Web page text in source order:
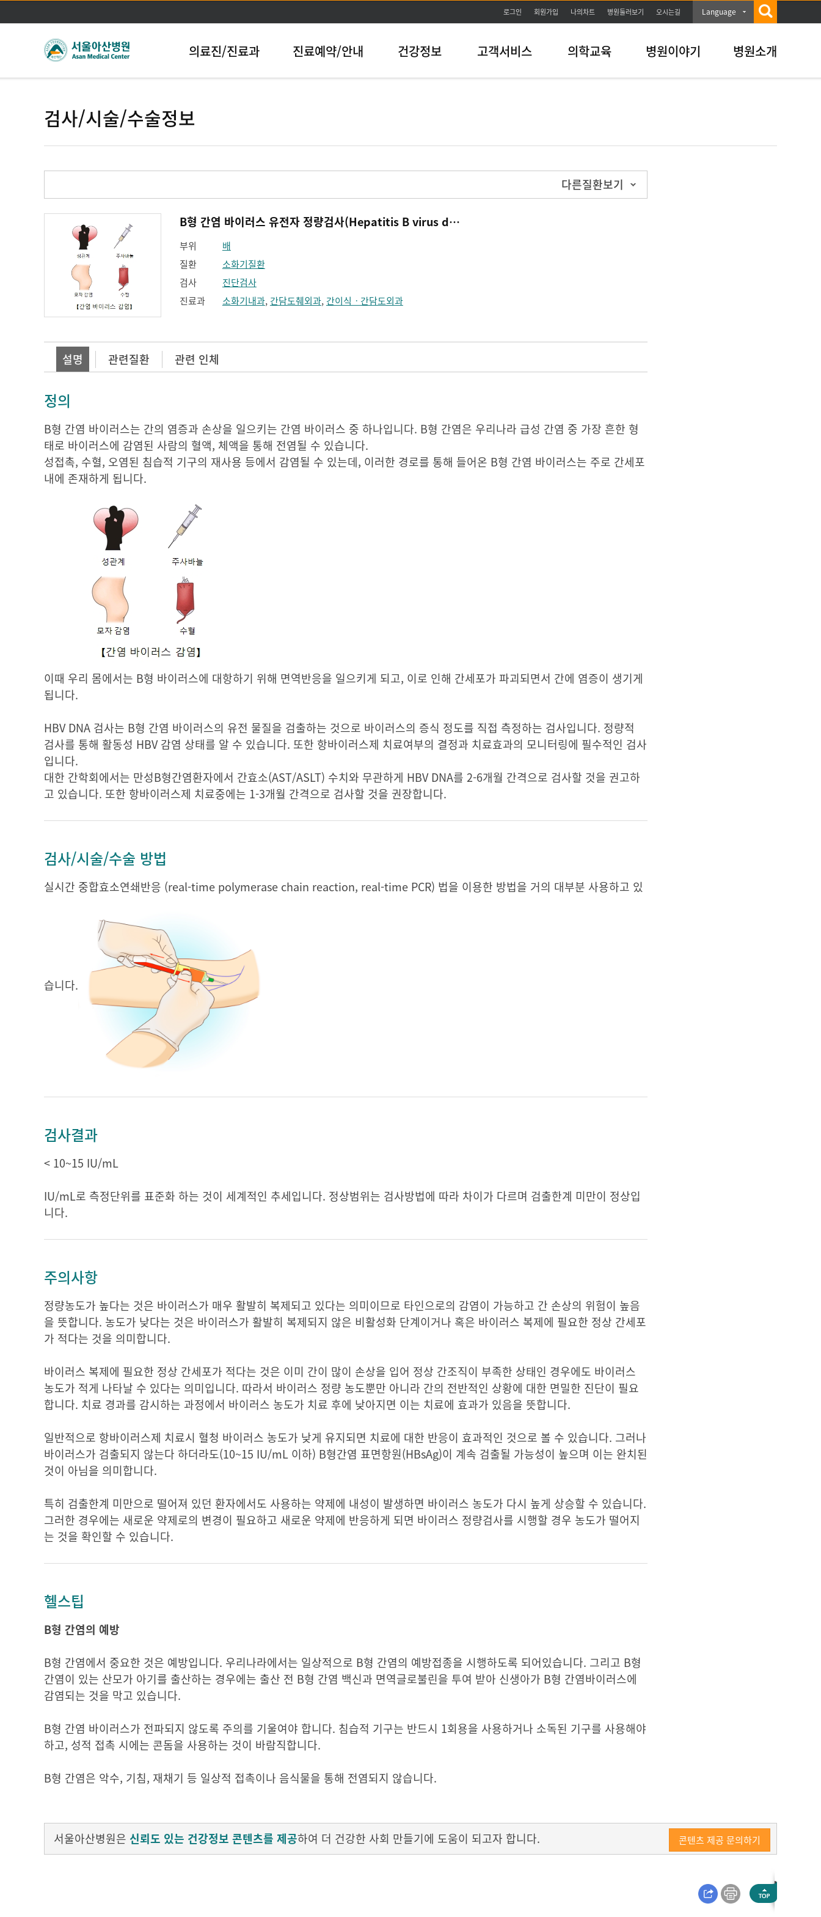
본문바로가기
로그인 회원가입 나의차트 병원둘러보기 오시는길 Language
의료진/진료과 진료예약/안내 건강정보 고객서비스 의학교육 병원이야기 병원소개
검사/시술/수술정보
다른질환보기
B형 간염 바이러스 유전자 정량검사(Hepatitis B virus deoxyribonucleic acid quantitati)
부위
배
질환
소화기질환
검사
진단검사
진료과
소화기내과, 간담도췌외과, 간이식ㆍ간담도외과
설명 관련질환 관련 인체
정의
B형 간염 바이러스는 간의 염증과 손상을 일으키는 간염 바이러스 중 하나입니다. B형 간염은 우리나라 급성 간염 중 가장 흔한 형
태로 바이러스에 감염된 사람의 혈액, 체액을 통해 전염될 수 있습니다.
성접촉, 수혈, 오염된 침습적 기구의 재사용 등에서 감염될 수 있는데, 이러한 경로를 통해 들어온 B형 간염 바이러스는 주로 간세포
내에 존재하게 됩니다.
이때 우리 몸에서는 B형 바이러스에 대항하기 위해 면역반응을 일으키게 되고, 이로 인해 간세포가 파괴되면서 간에 염증이 생기게
됩니다.
HBV DNA 검사는 B형 간염 바이러스의 유전 물질을 검출하는 것으로 바이러스의 증식 정도를 직접 측정하는 검사입니다. 정량적
검사를 통해 활동성 HBV 감염 상태를 알 수 있습니다. 또한 항바이러스제 치료여부의 결정과 치료효과의 모니터링에 필수적인 검사
입니다.
대한 간학회에서는 만성B형간염환자에서 간효소(AST/ASLT) 수치와 무관하게 HBV DNA를 2-6개월 간격으로 검사할 것을 권고하
고 있습니다. 또한 항바이러스제 치료중에는 1-3개월 간격으로 검사할 것을 권장합니다.
검사/시술/수술 방법
실시간 중합효소연쇄반응 (real-time polymerase chain reaction, real-time PCR) 법을 이용한 방법을 거의 대부분 사용하고 있
습니다.
검사결과
< 10~15 IU/mL
IU/mL로 측정단위를 표준화 하는 것이 세계적인 추세입니다. 정상범위는 검사방법에 따라 차이가 다르며 검출한계 미만이 정상입
니다.
주의사항
정량농도가 높다는 것은 바이러스가 매우 활발히 복제되고 있다는 의미이므로 타인으로의 감염이 가능하고 간 손상의 위험이 높음
을 뜻합니다. 농도가 낮다는 것은 바이러스가 활발히 복제되지 않은 비활성화 단계이거나 혹은 바이러스 복제에 필요한 정상 간세포
가 적다는 것을 의미합니다.
바이러스 복제에 필요한 정상 간세포가 적다는 것은 이미 간이 많이 손상을 입어 정상 간조직이 부족한 상태인 경우에도 바이러스
농도가 적게 나타날 수 있다는 의미입니다. 따라서 바이러스 정량 농도뿐만 아니라 간의 전반적인 상황에 대한 면밀한 진단이 필요
합니다. 치료 경과를 감시하는 과정에서 바이러스 농도가 치료 후에 낮아지면 이는 치료에 효과가 있음을 뜻합니다.
일반적으로 항바이러스제 치료시 혈청 바이러스 농도가 낮게 유지되면 치료에 대한 반응이 효과적인 것으로 볼 수 있습니다. 그러나
바이러스가 검출되지 않는다 하더라도(10~15 IU/mL 이하) B형간염 표면항원(HBsAg)이 계속 검출될 가능성이 높으며 이는 완치된
것이 아님을 의미합니다.
특히 검출한계 미만으로 떨어져 있던 환자에서도 사용하는 약제에 내성이 발생하면 바이러스 농도가 다시 높게 상승할 수 있습니다.
그러한 경우에는 새로운 약제로의 변경이 필요하고 새로운 약제에 반응하게 되면 바이러스 정량검사를 시행할 경우 농도가 떨어지
는 것을 확인할 수 있습니다.
헬스팁
B형 간염의 예방
B형 간염에서 중요한 것은 예방입니다. 우리나라에서는 일상적으로 B형 간염의 예방접종을 시행하도록 되어있습니다. 그리고 B형
간염이 있는 산모가 아기를 출산하는 경우에는 출산 전 B형 간염 백신과 면역글로불린을 투여 받아 신생아가 B형 간염바이러스에
감염되는 것을 막고 있습니다.
B형 간염 바이러스가 전파되지 않도록 주의를 기울여야 합니다. 침습적 기구는 반드시 1회용을 사용하거나 소독된 기구를 사용해야
하고, 성적 접촉 시에는 콘돔을 사용하는 것이 바람직합니다.
B형 간염은 악수, 기침, 재채기 등 일상적 접촉이나 음식물을 통해 전염되지 않습니다.
서울아산병원은 신뢰도 있는 건강정보 콘텐츠를 제공하여 더 건강한 사회 만들기에 도움이 되고자 합니다. 콘텐츠 제공 문의하기